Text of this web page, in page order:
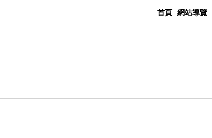
首頁 網站導覽